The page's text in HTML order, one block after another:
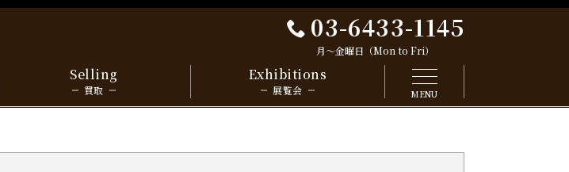
03-6433-1145
月～金曜日（Mon to Fri）
MENU
Selling
買取
Exhibitions
展覧会